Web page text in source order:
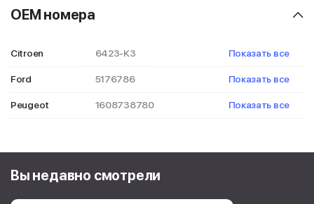
OEM номера
Citroen
6423-K3
6423K3
Показать все
Ford
5176786
5176822
Показать все
Peugeot
1608738780
1611354280
Показать все
Вы недавно смотрели